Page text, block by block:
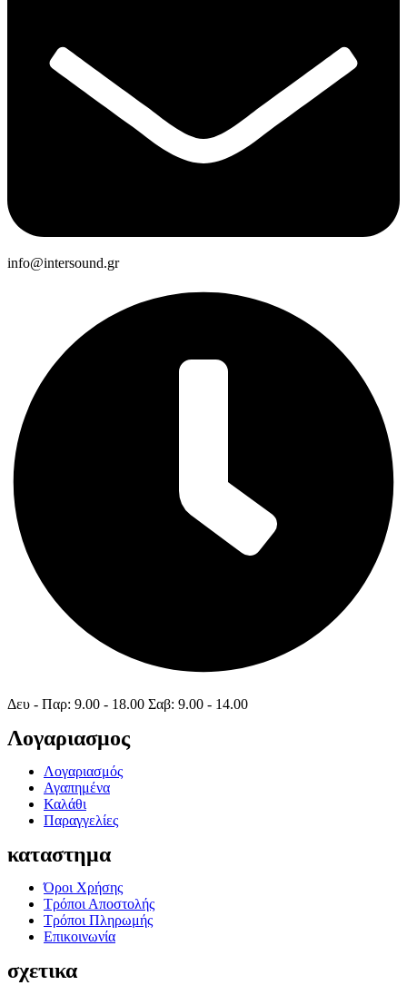
info@intersound.gr
Δευ - Παρ: 9.00 - 18.00 Σαβ: 9.00 - 14.00
Λογαριασμος
Λογαριασμός
Αγαπημένα
Καλάθι
Παραγγελίες
καταστημα
Όροι Χρήσης
Τρόποι Αποστολής
Τρόποι Πληρωμής
Επικοινωνία
σχετικα